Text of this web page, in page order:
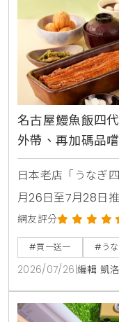
名古屋鰻魚飯四
外帶、再加碼品
日本老店「うなぎ
月26日至7月28日
晚餐各限量15組。
饗宴」特價2450元
的日本夏日食補饗
網友評分
#買一送一 #う
2026/07/26 編輯 凱